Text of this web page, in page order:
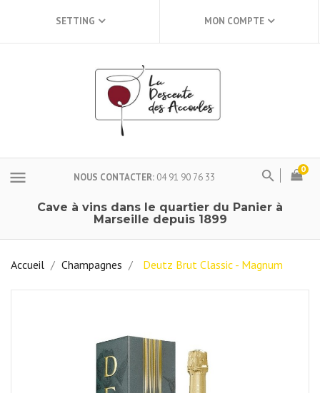
SETTING MON COMPTE
menu NOUS CONTACTER 04 91 90 76 33
0
Cave à vins dans le quartier du Panier à
Marseille depuis 1899
Accueil Champagnes Deutz Brut Classic - Magnum